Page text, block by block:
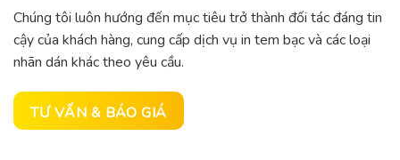
Chúng tôi luôn hướng đến mục tiêu trở thành đối tác đáng tin
cậy của khách hàng, cung cấp dịch vụ in tem bạc và các loại
nhãn dán khác theo yêu cầu.
TƯ VẤN & BÁO GIÁ